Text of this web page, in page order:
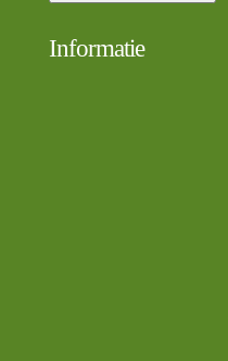
Informatie